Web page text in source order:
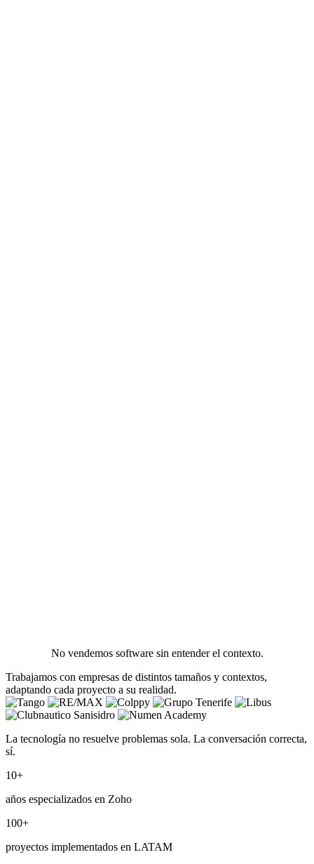
No vendemos software sin entender el contexto.
Trabajamos con empresas de distintos tamaños y contextos,
adaptando cada proyecto a su realidad.
La tecnología no resuelve problemas sola. La conversación correcta,
sí.
10+
años especializados en Zoho
100+
proyectos implementados en LATAM